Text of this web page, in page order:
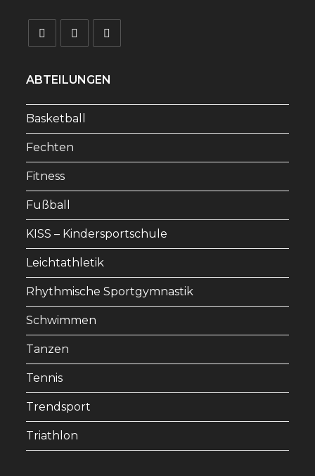
ABTEILUNGEN
Basketball
Fechten
Fitness
Fußball
KISS – Kindersportschule
Leichtathletik
Rhythmische Sportgymnastik
Schwimmen
Tanzen
Tennis
Trendsport
Triathlon